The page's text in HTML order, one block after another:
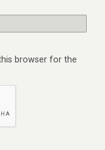
browser for the